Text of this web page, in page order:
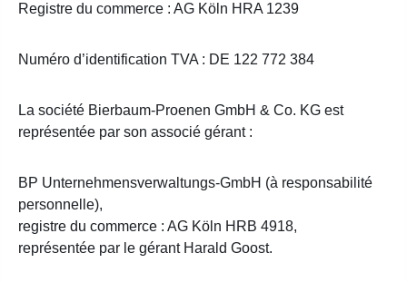
Registre du commerce : AG Köln HRA 1239
Numéro d’identification TVA : DE 122 772 384
La société Bierbaum-Proenen GmbH & Co. KG est
représentée par son associé gérant :
BP Unternehmensverwaltungs-GmbH (à responsabilité
personnelle),
registre du commerce : AG Köln HRB 4918,
représentée par le gérant Harald Goost.